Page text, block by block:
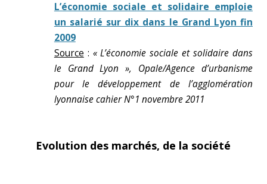
L’économie sociale et solidaire emploie
un salarié sur dix dans le Grand Lyon fin
2009
Source : « L’économie sociale et solidaire dans
le Grand Lyon », Opale/Agence d’urbanisme
pour le développement de l’agglomération
lyonnaise cahier N°1 novembre 2011
Evolution des marchés, de la société